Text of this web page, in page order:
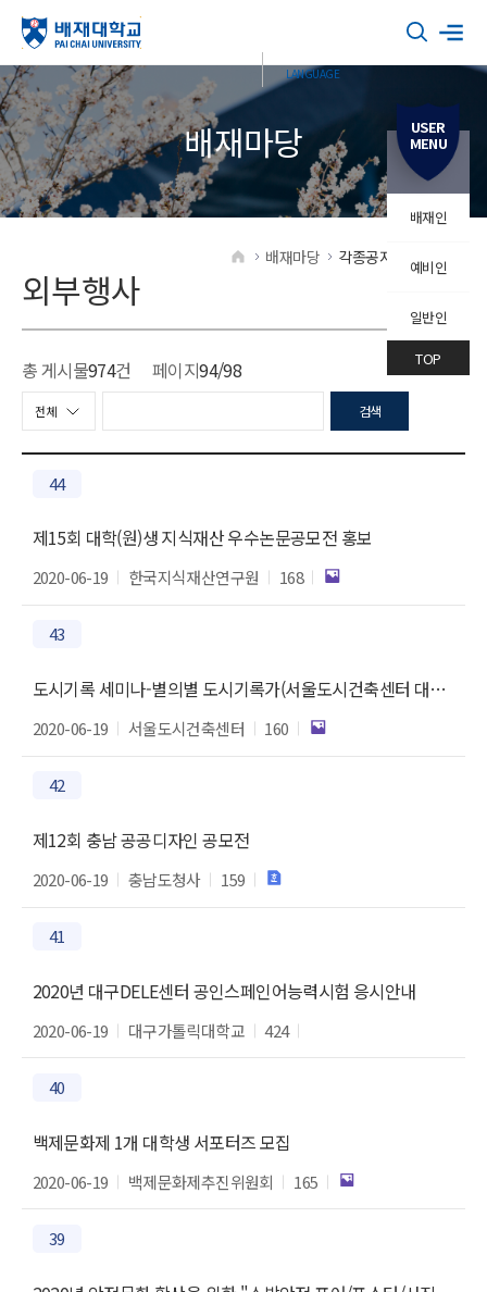
배재마당
외부행사 HOME
배재마당 각종공지 외부행사
총 게시물974건 페이지94/98
검색
44
제15회 대학(원)생 지식재산 우수논문공모전 홍보
2020-06-19 한국지식재산연구원 168
43
도시기록 세미나-별의별 도시기록가(서울도시건축센터 대시민 프로그램)
2020-06-19 서울도시건축센터 160
42
제12회 충남 공공디자인 공모전
2020-06-19 충남도청사 159
41
2020년 대구DELE센터 공인스페인어능력시험 응시안내
2020-06-19 대구가톨릭대학교 424
40
백제문화제 1개 대학생 서포터즈 모집
2020-06-19 백제문화제추진위원회 165
39
USER
MENU
배재인
예비인
일반인
TOP